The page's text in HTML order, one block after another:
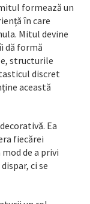
formează un
în care
Mitul devine
dă formă
structurile
discret
această
Ea
fiecărei
de a privi
ci se